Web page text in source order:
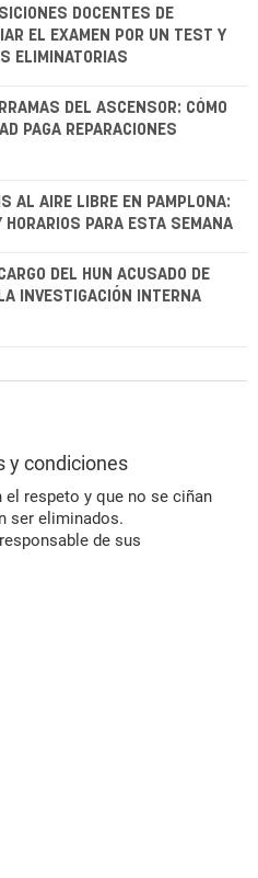
DOCENTES DE
EL EXAMEN POR UN TEST Y
ELIMINATORIAS
DEL ASCENSOR: CÓMO
PAGA REPARACIONES
AL AIRE LIBRE EN PAMPLONA:
HORARIOS PARA ESTA SEMANA
DEL HUN ACUSADO DE
INVESTIGACIÓN INTERNA
y condiciones
respeto y que no se ciñan
ser eliminados.
de sus